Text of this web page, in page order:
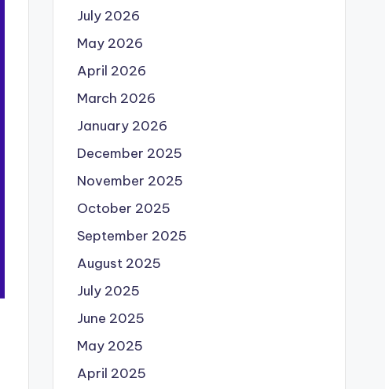
July 2026
May 2026
April 2026
March 2026
January 2026
December 2025
November 2025
October 2025
September 2025
August 2025
July 2025
June 2025
May 2025
April 2025